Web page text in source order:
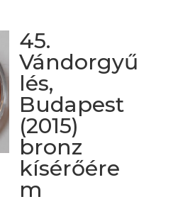
45.
Vándorgyű
lés,
Budapest
(2015)
bronz
kísérőére
m